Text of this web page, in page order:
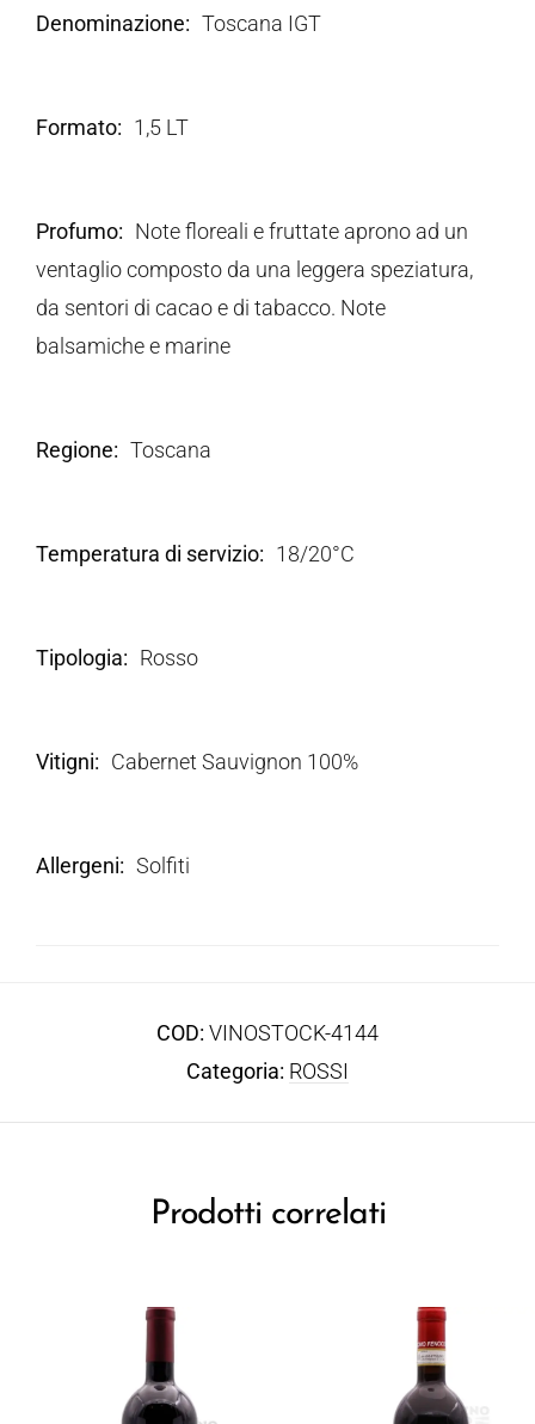
Denominazione Toscana IGT
Formato 1,5 LT
Profumo
Note floreali e fruttate aprono ad un
ventaglio composto da una leggera speziatura,
da sentori di cacao e di tabacco. Note
balsamiche e marine
Regione Toscana
Temperatura di servizio 18/20°C
Tipologia Rosso
Vitigni Cabernet Sauvignon 100%
Allergeni Solfiti
COD: VINOSTOCK-4144
Categoria: ROSSI
Prodotti correlati